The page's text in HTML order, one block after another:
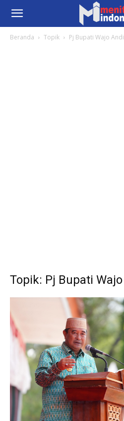
Beranda Topik Pj Bupati Wajo
Topik: Pj Bupati